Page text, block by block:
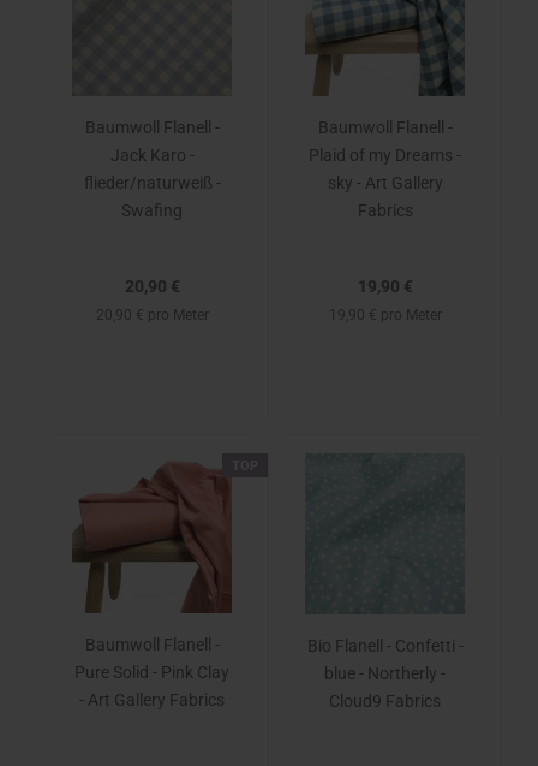
Baumwoll Flanell -
Jack Karo -
flieder/naturweiß -
Swafing
20,90 €
20,90 € pro Meter
Baumwoll Flanell -
Plaid of my Dreams -
sky - Art Gallery
Fabrics
19,90 €
19,90 € pro Meter
Baumwoll Flanell -
Pure Solid - Pink Clay
- Art Gallery Fabrics
Bio Flanell - Confetti -
blue - Northerly -
Cloud9 Fabrics